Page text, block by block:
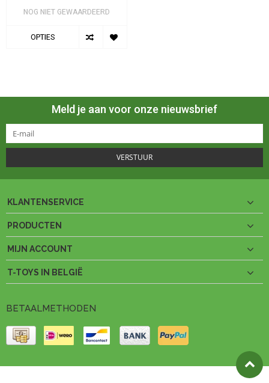
NOG NIET GEWAARDEERD
OPTIES
Meld je aan voor onze nieuwsbrief
VERSTUUR
KLANTENSERVICE
PRODUCTEN
MIJN ACCOUNT
T-TOYS IN BELGIË
BETAALMETHODEN
Lightspeed